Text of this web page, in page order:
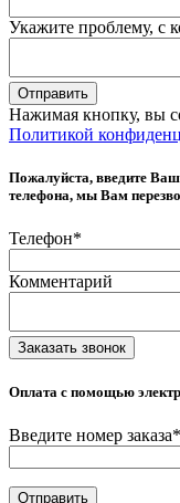
Укажите проблему, с
Отправить
Нажимая кнопку, вы
Политикой
Пожалуйста, введите
телефона, мы Вам
Телефон*
Комментарий
Заказать звонок
Оплата с помощью
Введите номер заказа*
Отправить